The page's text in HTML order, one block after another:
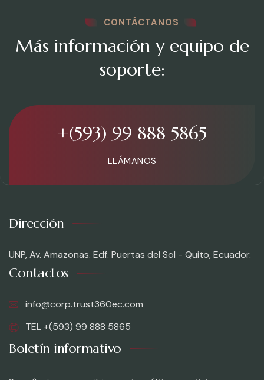
CONTÁCTANOS
Más información y equipo de
soporte:
+(593) 99 888 5865
LLÁMANOS
Dirección
UNP, Av. Amazonas. Edf. Puertas del Sol - Quito, Ecuador.
Contactos
info@corp.trust360ec.com
TEL +(593) 99 888 5865
Boletín informativo